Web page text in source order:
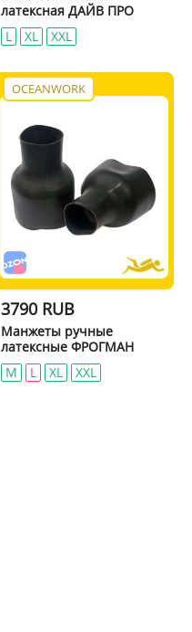
латексная ДАЙВ ПРО
L
XL XXL
OCEANWORK
3790 RUB
Манжеты ручные
латексные ФРОГМАН
М
L XL XXL